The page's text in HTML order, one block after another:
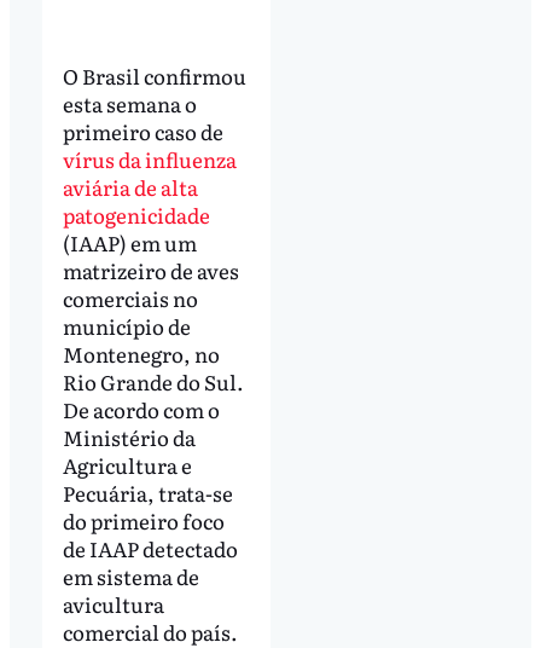
O Brasil confirmou
esta semana o
primeiro caso de
vírus da influenza
aviária de alta
patogenicidade
(IAAP) em um
matrizeiro de aves
comerciais no
município de
Montenegro, no
Rio Grande do Sul.
De acordo com o
Ministério da
Agricultura e
Pecuária, trata-se
do primeiro foco
de IAAP detectado
em sistema de
avicultura
comercial do país.